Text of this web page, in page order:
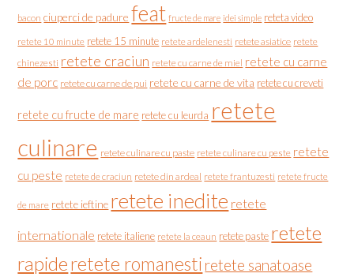
bacon ciuperci de padure feat fructe de mare idei simple reteta video
retete 10 minute retete 15 minute retete ardelenesti retete asiatice retete
chinezesti retete craciun retete cu carne de miel retete cu carne
de porc retete cu carne de pui retete cu carne de vita retete cu creveti
retete cu fructe de mare retete cu leurda retete
culinare retete culinare cu paste retete culinare cu peste retete
cu peste retete de craciun retete din ardeal retete frantuzesti retete fructe
de mare retete ieftine retete inedite retete
internationale retete italiene retete la ceaun retete paste retete
rapideretete romanesti retete sanatoase